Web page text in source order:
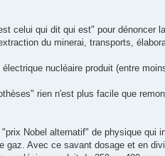
celui qui dit qui est" pour dénoncer
du minerai, transports,
nucléaire produit (entre
rien n'est plus facile que
Nobel alternatif" de physique
gaz. Avec ce savant dosage et en